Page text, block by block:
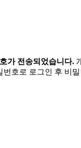
가 전송되었습니다.
호로 로그인 후 비밀